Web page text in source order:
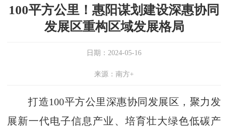
100平方公里！惠阳谋划建设深惠协同
发展区重构区域发展格局
日期：2024-05-16
来源：南方+
打造100平方公里深惠协同发展区，聚力发
展新一代电子信息产业、培育壮大绿色低碳产